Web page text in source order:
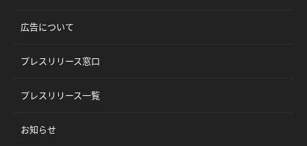
広告について
プレスリリース窓口
プレスリリース一覧
お知らせ